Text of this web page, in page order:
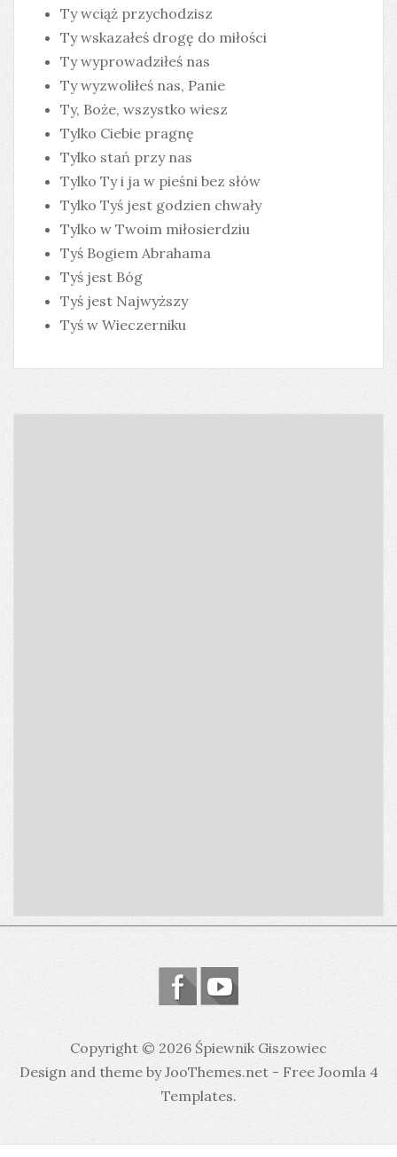
Ty wciąż przychodzisz
Ty wskazałeś drogę do miłości
Ty wyprowadziłeś nas
Ty wyzwoliłeś nas, Panie
Ty, Boże, wszystko wiesz
Tylko Ciebie pragnę
Tylko stań przy nas
Tylko Ty i ja w pieśni bez słów
Tylko Tyś jest godzien chwały
Tylko w Twoim miłosierdziu
Tyś Bogiem Abrahama
Tyś jest Bóg
Tyś jest Najwyższy
Tyś w Wieczerniku
Copyright © 2026 Śpiewnik Giszowiec
Design and theme by JooThemes.net - Free Joomla 4
Templates.